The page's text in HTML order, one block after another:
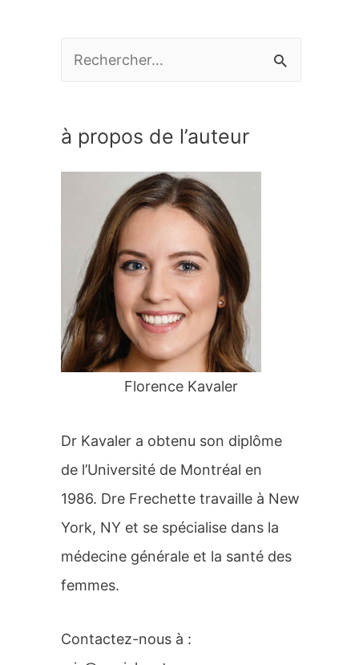
h
:
à propos de l’auteur
Florence Kavaler
Dr Kavaler a obtenu son diplôme
de l’Université de Montréal en
1986. Dre Frechette travaille à New
York, NY et se spécialise dans la
médecine générale et la santé des
femmes.
Contactez-nous à :